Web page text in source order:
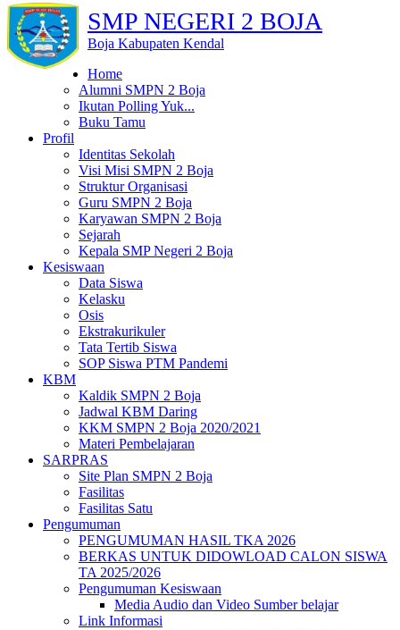
SMP NEGERI 2 BOJA
Boja Kabupaten Kendal
Home
Alumni SMPN 2 Boja
Ikutan Polling Yuk...
Buku Tamu
Profil
Identitas Sekolah
Visi Misi SMPN 2 Boja
Struktur Organisasi
Guru SMPN 2 Boja
Karyawan SMPN 2 Boja
Sejarah
Kepala SMP Negeri 2 Boja
Kesiswaan
Data Siswa
Kelasku
Osis
Ekstrakurikuler
Tata Tertib Siswa
SOP Siswa PTM Pandemi
KBM
Kaldik SMPN 2 Boja
Jadwal KBM Daring
KKM SMPN 2 Boja 2020/2021
Materi Pembelajaran
SARPRAS
Site Plan SMPN 2 Boja
Fasilitas
Fasilitas Satu
Pengumuman
PENGUMUMAN HASIL TKA 2026
BERKAS UNTUK DIDOWLOAD CALON SISWA
TA 2025/2026
Pengumuman Kesiswaan
Media Audio dan Video Sumber belajar
Link Informasi